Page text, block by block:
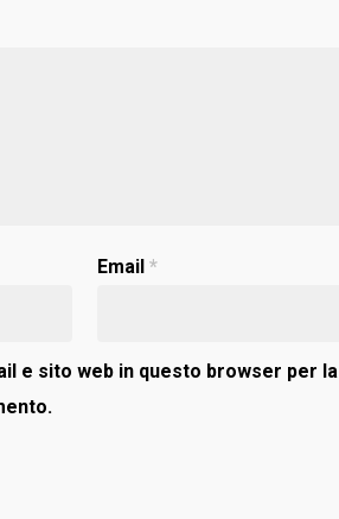
Email *
e sito web in questo browser per la